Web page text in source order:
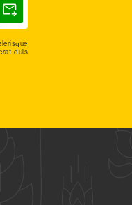
duis